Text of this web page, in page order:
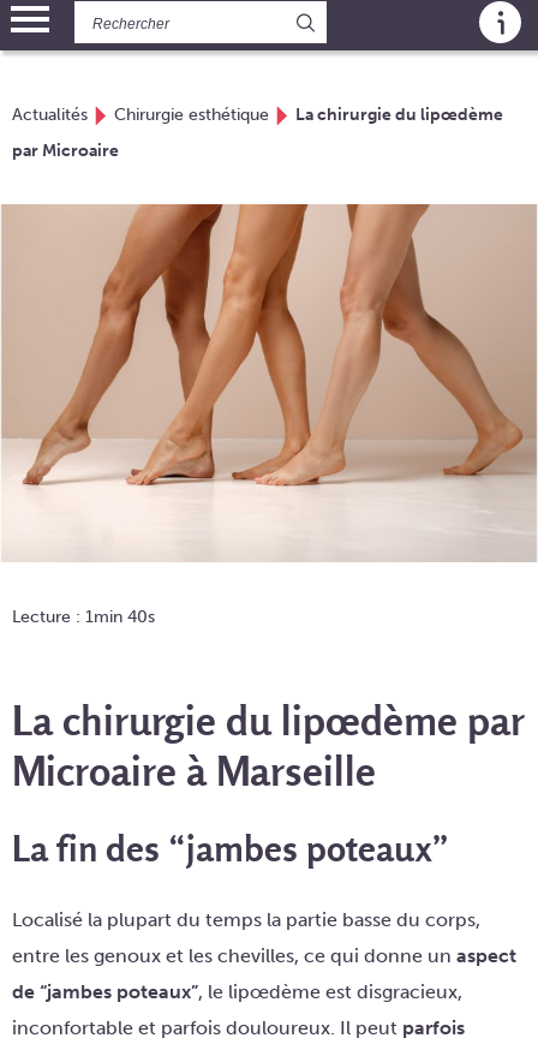
Actualités Chirurgie esthétique
La chirurgie du lipœdème
par Microaire
Lecture : 1min 40s
La chirurgie du lipœdème par
Microaire à Marseille
La fin des “jambes poteaux”
Localisé la plupart du temps la partie basse du corps,
entre les genoux et les chevilles, ce qui donne un aspect
de “jambes poteaux”, le lipœdème est disgracieux,
inconfortable et parfois douloureux. Il peut parfois
Panneau de gestion des cookies